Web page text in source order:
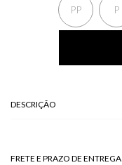
PP P
DESCRIÇÃO
FRETE E PRAZO DE ENTREGA